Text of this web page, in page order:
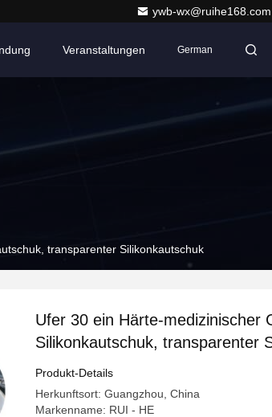
ywb-wx@ruihe168.com
Veranstaltungen German
transparenter Silikonkautschuk
Ufer 30 ein Härte-medizinischer
Silikonkautschuk, transparenter
Produkt-Details
Herkunftsort: Guangzhou, China
Markenname: RUI - HE